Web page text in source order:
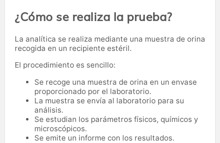
¿Cómo se realiza la prueba?
La analítica se realiza mediante una muestra de orina
recogida en un recipiente estéril.
El procedimiento es sencillo:
Se recoge una muestra de orina en un envase
proporcionado por el laboratorio.
La muestra se envía al laboratorio para su
análisis.
Se estudian los parámetros físicos, químicos y
microscópicos.
Se emite un informe con los resultados.